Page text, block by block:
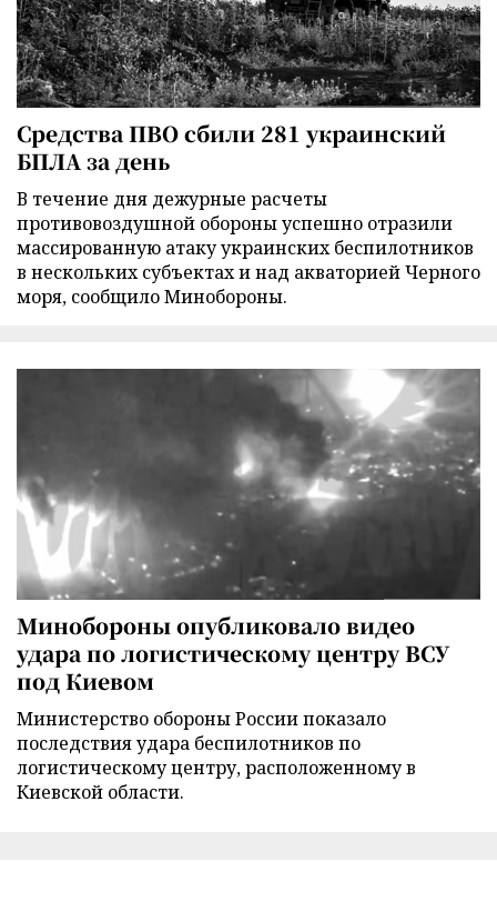
Средства ПВО сбили 281 украинский
БПЛА за день
В течение дня дежурные расчеты
противовоздушной обороны успешно отразили
массированную атаку украинских беспилотников
в нескольких субъектах и над акваторией Черного
моря, сообщило Минобороны.
Минобороны опубликовало видео
удара по логистическому центру ВСУ
под Киевом
Министерство обороны России показало
последствия удара беспилотников по
логистическому центру, расположенному в
Киевской области.